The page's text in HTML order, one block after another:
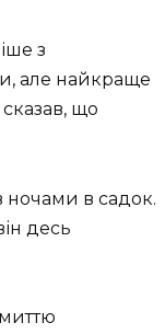
з
але найкраще
що
в садок.
десь